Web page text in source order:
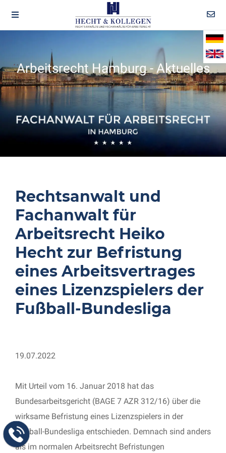
Arbeitsrecht Hamburg - Aktuelles
Rechtsanwalt und
Fachanwalt für
Arbeitsrecht Heiko
Hecht zur Befristung
eines Arbeitsvertrages
eines Lizenzspielers der
Fußball-Bundesliga
19.07.2022
Mit Urteil vom 16. Januar 2018 hat das
Bundesarbeitsgericht (BAGE 7 AZR 312/16) über die
wirksame Befristung eines Lizenzspielers in der
Fußball-Bundesliga entschieden. Demnach sind anders
als im normalen Arbeitsrecht Befristungen